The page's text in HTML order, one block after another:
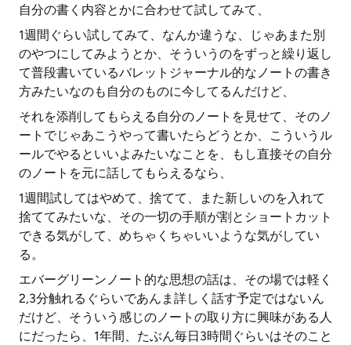
自分の書く内容とかに合わせて試してみて、
1週間ぐらい試してみて、なんか違うな、じゃあまた別
のやつにしてみようとか、そういうのをずっと繰り返し
て普段書いているバレットジャーナル的なノートの書き
方みたいなのも自分のものに今してるんだけど、
それを添削してもらえる自分のノートを見せて、そのノ
ートでじゃあこうやって書いたらどうとか、こういうル
ールでやるといいよみたいなことを、もし直接その自分
のノートを元に話してもらえるなら、
1週間試してはやめて、捨てて、また新しいのを入れて
捨ててみたいな、その一切の手順が割とショートカット
できる気がして、めちゃくちゃいいような気がしてい
る。
エバーグリーンノート的な思想の話は、その場では軽く
2,3分触れるぐらいであんま詳しく話す予定ではないん
だけど、そういう感じのノートの取り方に興味がある人
にだったら、1年間、たぶん毎日3時間ぐらいはそのこと